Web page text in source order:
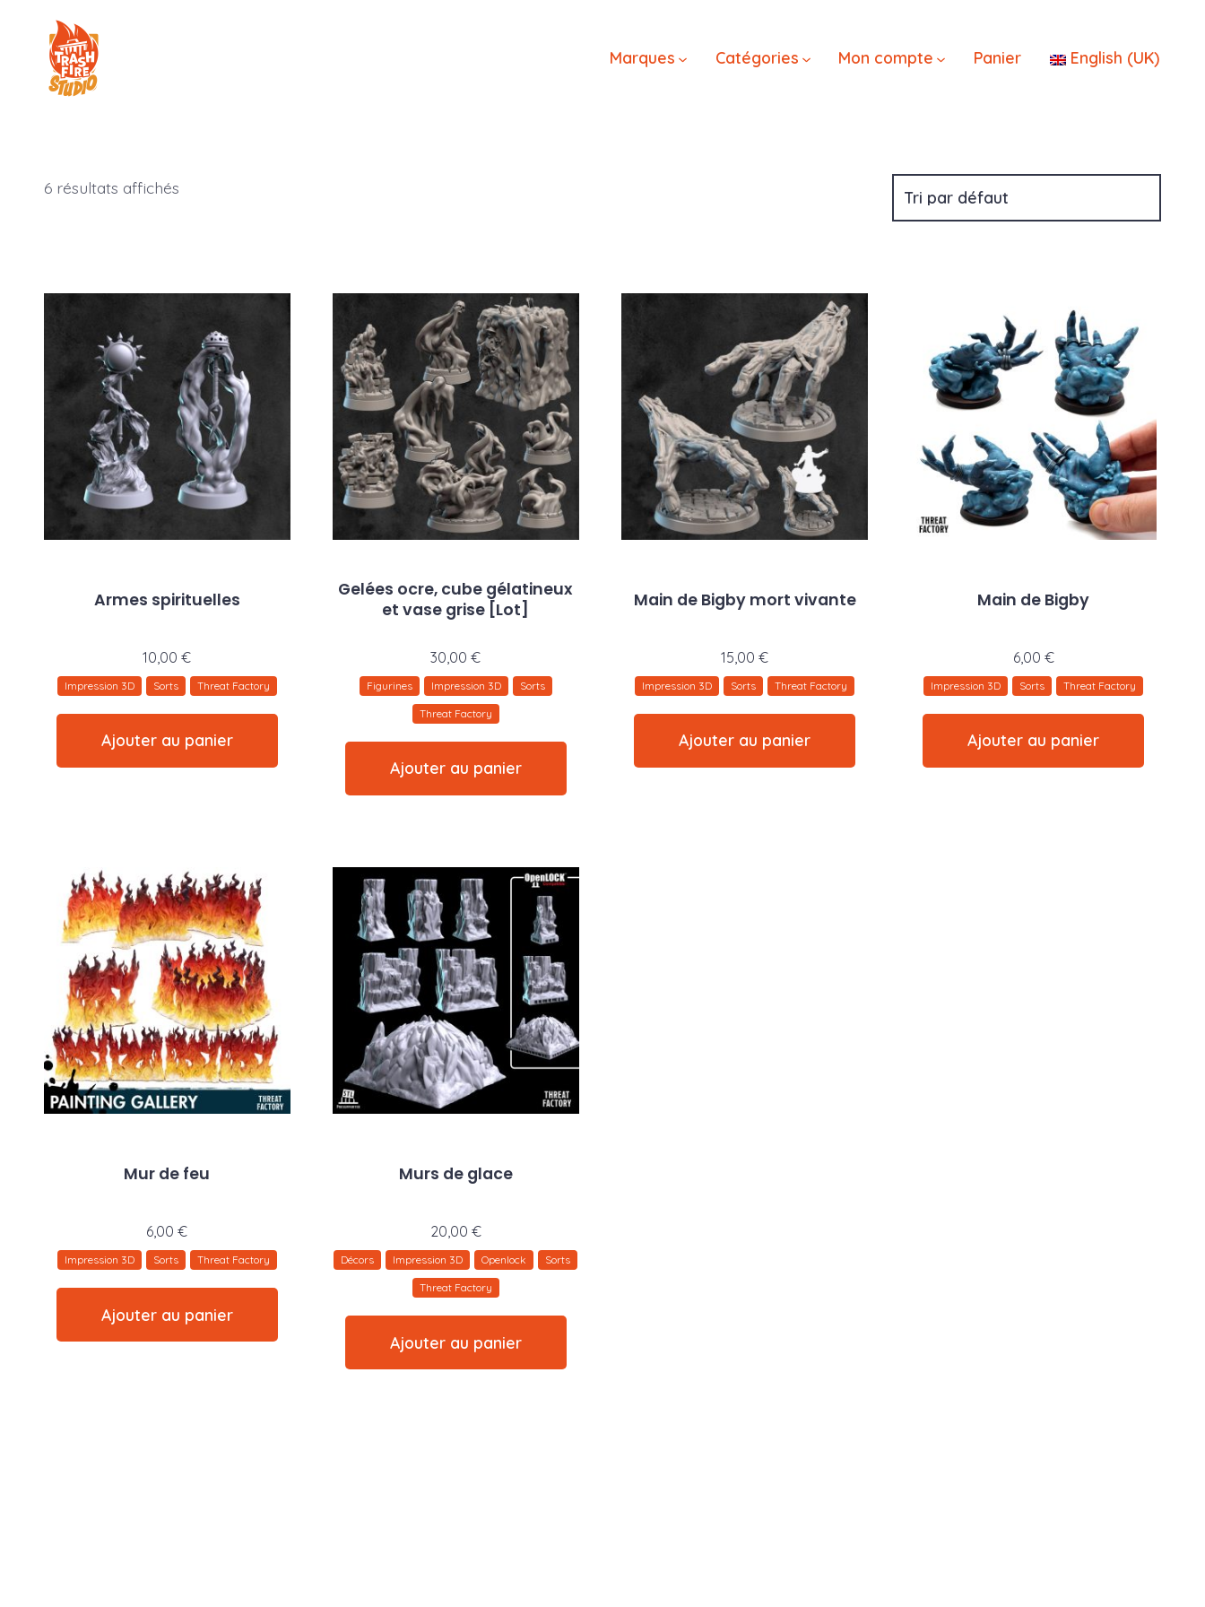
contenu
Marques Catégories Mon compte Panier English (UK)
6 résultats affichés
Armes spirituelles
10,00€
Impression 3D Sorts Threat Factory
Ajouter au panier
Gelées ocre, cube gélatineux
et vase grise [Lot]
30,00€
Figurines Impression 3D Sorts
Threat Factory
Ajouter au panier
Main de Bigby mort vivante
15,00€
Impression 3D Sorts Threat Factory
Ajouter au panier
Main de Bigby
6,00 €
Impression 3D Sorts Threat Factory
Ajouter au panier
Mur de feu
6,00€
Impression 3D Sorts Threat Factory
Ajouter au panier
Murs de glace
20,00 €
Décors Impression 3D Openlock Sorts
Threat Factory
Ajouter au panier